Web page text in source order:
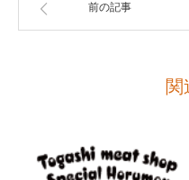
前の記事
関